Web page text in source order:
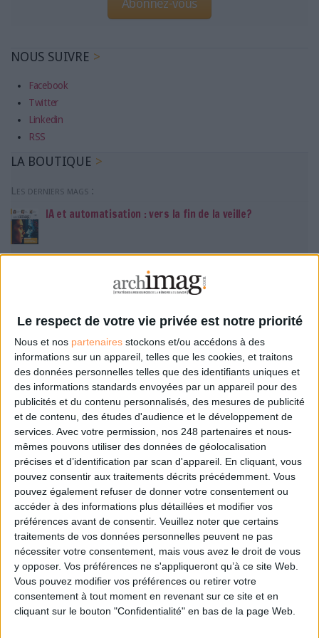
Le respect de votre vie privée est notre priorité
Nous et nos partenaires stockons et/ou accédons à des
informations sur un appareil, telles que les cookies, et traitons
des données personnelles telles que des identifiants uniques et
des informations standards envoyées par un appareil pour des
publicités et du contenu personnalisés, des mesures de publicité
et de contenu, des études d'audience et le développement de
services. Avec votre permission, nos 248 partenaires et nous-
mêmes pouvons utiliser des données de géolocalisation
précises et d’identification par scan d'appareil. En cliquant, vous
pouvez consentir aux traitements décrits précédemment. Vous
pouvez également refuser de donner votre consentement ou
accéder à des informations plus détaillées et modifier vos
préférences avant de consentir. Veuillez noter que certains
traitements de vos données personnelles peuvent ne pas
nécessiter votre consentement, mais vous avez le droit de vous
y opposer. Vos préférences ne s'appliqueront qu’à ce site Web.
Vous pouvez modifier vos préférences ou retirer votre
consentement à tout moment en revenant sur ce site et en
cliquant sur le bouton "Confidentialité" en bas de la page Web.
Abonnez-vous
NOUS SUIVRE
Facebook
Twitter
Linkedin
RSS
LA BOUTIQUE
Les derniers mags :
IA et automatisation : vers la fin de la veille?
Bibliothèques : comment survivre face aux pressions?
Les derniers guides :
IA génératives : cas d’usage et retours d’expérience
Archivage physique et électronique : enjeux, méthodes et
outils
Stratégie data : tirez profit de l’intelligence des
données
LES DERNIÈRES PARUTIONS